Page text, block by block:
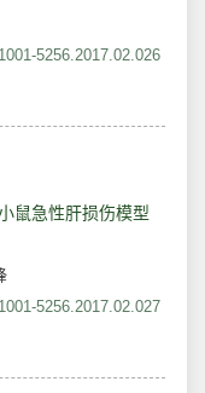
5256.2017.02.026
鼠急性肝损伤模型
5256.2017.02.027